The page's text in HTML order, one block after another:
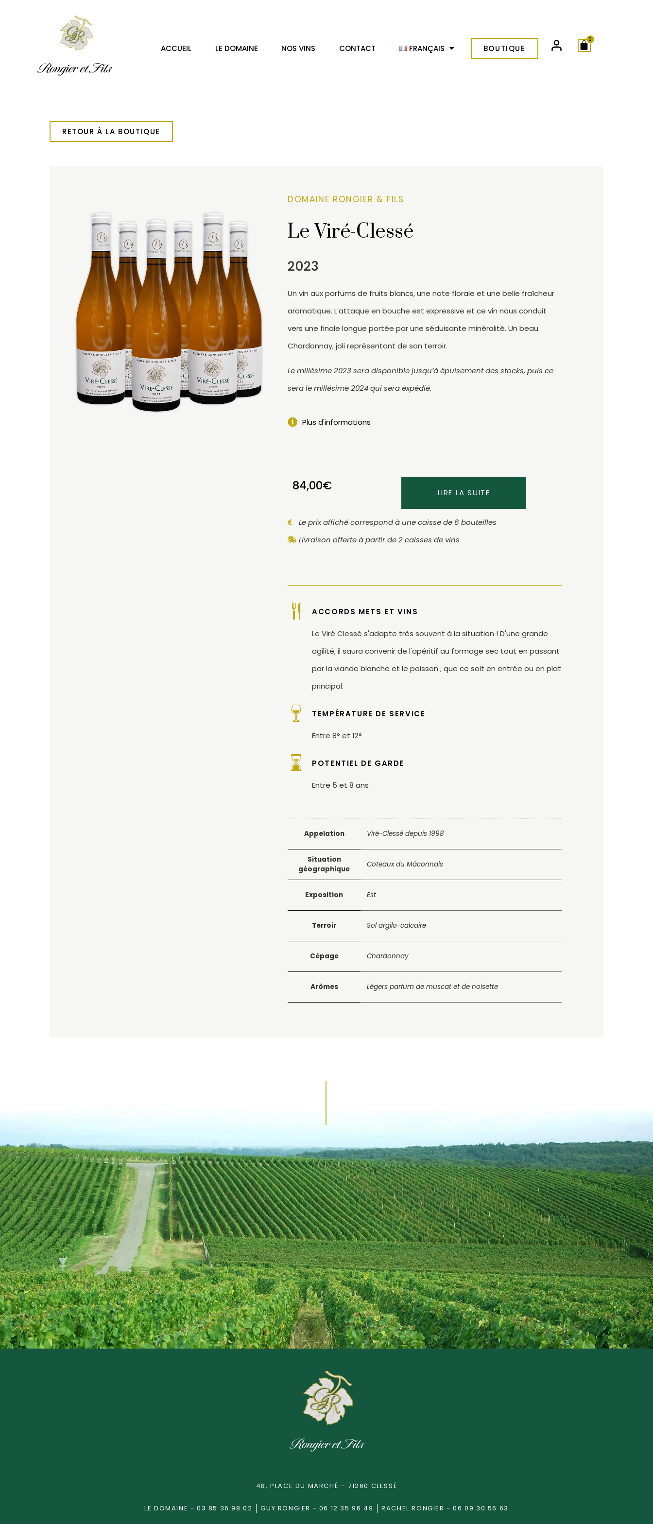
Rongier et Fils
ACCUEIL LE DOMAINE NOS VINS CONTACT FRANÇAIS BOUTIQUE
0
RETOUR À LA BOUTIQUE
DOMAINE RONGIER & FILS
Le Viré-Clessé
2023
Un vin aux parfums de fruits blancs, une note florale et une belle fraîcheur
aromatique. L’attaque en bouche est expressive et ce vin nous conduit
vers une finale longue portée par une séduisante minéralité. Un beau
Chardonnay, joli représentant de son terroir.
Le millésime 2023 sera disponible jusqu’à épuisement des stocks, puis ce
sera le millésime 2024 qui sera expédié.
Plus d'informations
84,00€ LIRE LA SUITE
Le prix affiché correspond à une caisse de 6 bouteilles
Livraison offerte à partir de 2 caisses de vins
ACCORDS METS ET VINS
Le Viré Clessé s'adapte très souvent à la situation ! D'une grande
agilité, il saura convenir de l'apéritif au formage sec tout en passant
par la viande blanche et le poisson ; que ce soit en entrée ou en plat
principal.
TEMPÉRATURE DE SERVICE
Entre 8° et 12°
POTENTIEL DE GARDE
Entre 5 et 8 ans
Appelation Viré-Clessé depuis 1998
Situation
géographique
Coteaux du Mâconnais
Exposition Est
Terroir Sol argilo-calcaire
Cépage Chardonnay
Arômes Légers parfum de muscat et de noisette
Rongier et Fils
48, PLACE DU MARCHÉ – 71260 CLESSÉ
LE DOMAINE - 03 85 36 98 02 GUY RONGIER - 06 12 35 96 49 RACHEL RONGIER - 06 09 30 56 63